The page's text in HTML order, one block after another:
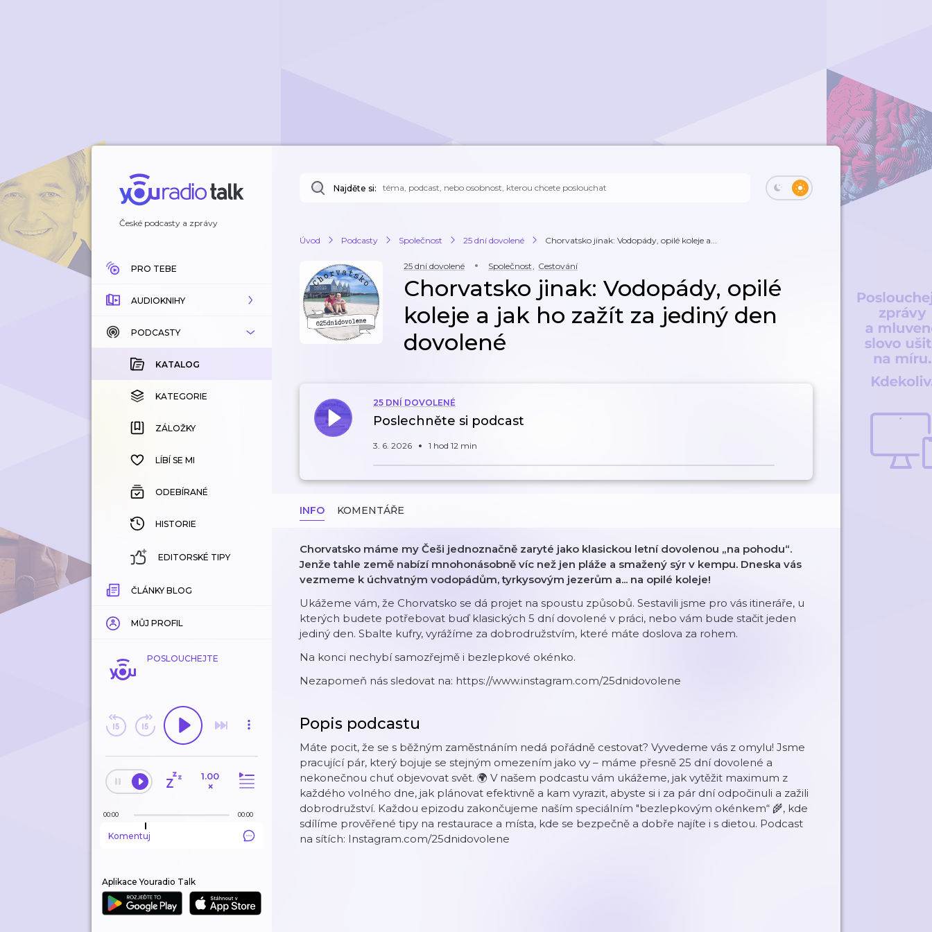
České podcasty a zprávy
PRO TEBE
AUDIOKNIHY
KATALOG
KOUPENÉ
KATEGORIE
ZÁLOŽKY
HISTORIE
PODCASTY
KATALOG
KATEGORIE
ZÁLOŽKY
LÍBÍ SE MI
ODEBÍRANÉ
HISTORIE
EDITORSKÉ TIPY
ČLÁNKY BLOG
MŮJ PROFIL
POSLOUCHEJTE
1.00
×
00:00 00:00
Komentuj
Aplikace Youradio Talk
Najděte si:
Úvod Podcasty Společnost 25 dní dovolené Chorvatsko jinak: Vodopády, opilé koleje a...
25 dní dovolené Společnost, Cestování
Chorvatsko jinak: Vodopády, opilé
koleje a jak ho zažít za jediný den
dovolené
25 DNÍ DOVOLENÉ
Poslechněte si podcast
3. 6. 2026 1 hod 12 min
INFO KOMENTÁŘE
Chorvatsko máme my Češi jednoznačně zaryté jako klasickou letní dovolenou „na pohodu“.
Jenže tahle země nabízí mnohonásobně víc než jen pláže a smažený sýr v kempu. Dneska vás
vezmeme k úchvatným vodopádům, tyrkysovým jezerům a... na opilé koleje!
Ukážeme vám, že Chorvatsko se dá projet na spoustu způsobů. Sestavili jsme pro vás itineráře, u
kterých budete potřebovat buď klasických 5 dní dovolené v práci, nebo vám bude stačit jeden
jediný den. Sbalte kufry, vyrážíme za dobrodružstvím, které máte doslova za rohem.
Na konci nechybí samozřejmě i bezlepkové okénko.
Nezapomeň nás sledovat na: https://www.instagram.com/25dnidovolene
Popis podcastu
Máte pocit, že se s běžným zaměstnáním nedá pořádně cestovat? Vyvedeme vás z omylu! Jsme
pracující pár, který bojuje se stejným omezením jako vy – máme přesně 25 dní dovolené a
nekonečnou chuť objevovat svět. 🌍 V našem podcastu vám ukážeme, jak vytěžit maximum z
každého volného dne, jak plánovat efektivně a kam vyrazit, abyste si i za pár dní odpočinuli a zažili
dobrodružství. Každou epizodu zakončujeme naším speciálním "bezlepkovým okénkem“ 🌾, kde
sdílíme prověřené tipy na restaurace a místa, kde se bezpečně a dobře najíte i s dietou. Podcast
na sítích: Instagram.com/25dnidovolene